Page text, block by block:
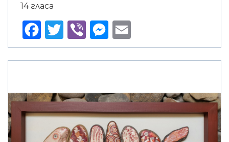
14 гласа
FacebookTwitterViber Messenger